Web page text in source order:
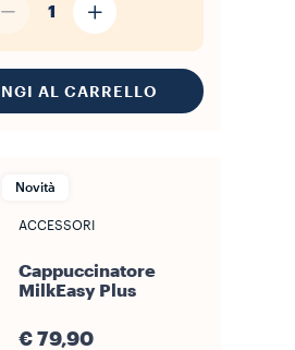
1
AL CARRELLO
Novità
ACCESSORI
Cappuccinatore
MilkEasy Plus
€ 79,90